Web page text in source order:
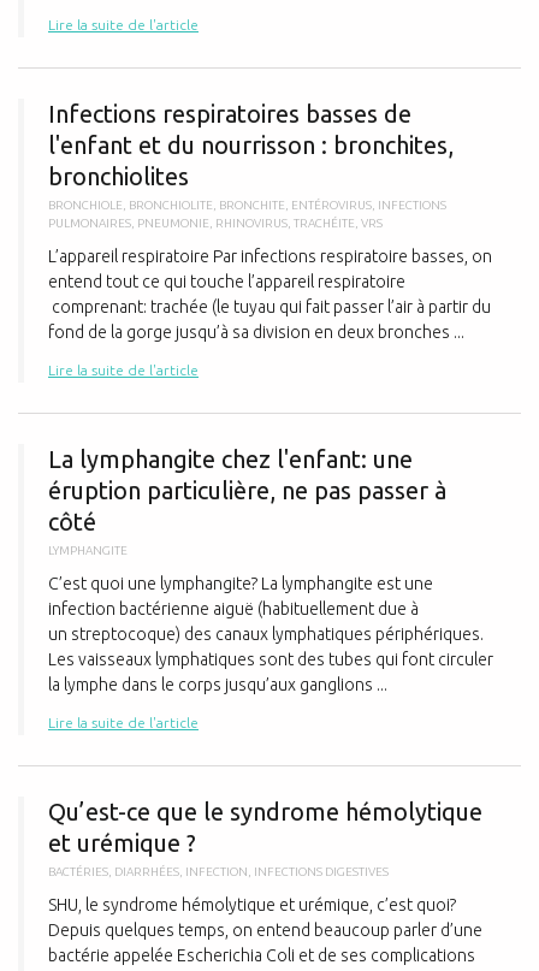
Lire la suite de l'article
Infections respiratoires basses de
l'enfant et du nourrisson : bronchites,
bronchiolites
BRONCHIOLE BRONCHIOLITE BRONCHITE ENTÉROVIRUS INFECTIONS
PULMONAIRES PNEUMONIE RHINOVIRUS TRACHÉITE VRS
L’appareil respiratoire Par infections respiratoire basses, on
entend tout ce qui touche l’appareil respiratoire
comprenant: trachée (le tuyau qui fait passer l’air à partir du
fond de la gorge jusqu’à sa division en deux bronches ...
Lire la suite de l'article
La lymphangite chez l'enfant: une
éruption particulière, ne pas passer à
côté
LYMPHANGITE
C’est quoi une lymphangite? La lymphangite est une
infection bactérienne aiguë (habituellement due à
un streptocoque) des canaux lymphatiques périphériques.
Les vaisseaux lymphatiques sont des tubes qui font circuler
la lymphe dans le corps jusqu’aux ganglions ...
Lire la suite de l'article
Qu’est-ce que le syndrome hémolytique
et urémique ?
BACTÉRIES DIARRHÉES INFECTION INFECTIONS DIGESTIVES
SHU, le syndrome hémolytique et urémique, c’est quoi?
Depuis quelques temps, on entend beaucoup parler d’une
bactérie appelée Escherichia Coli et de ses complications